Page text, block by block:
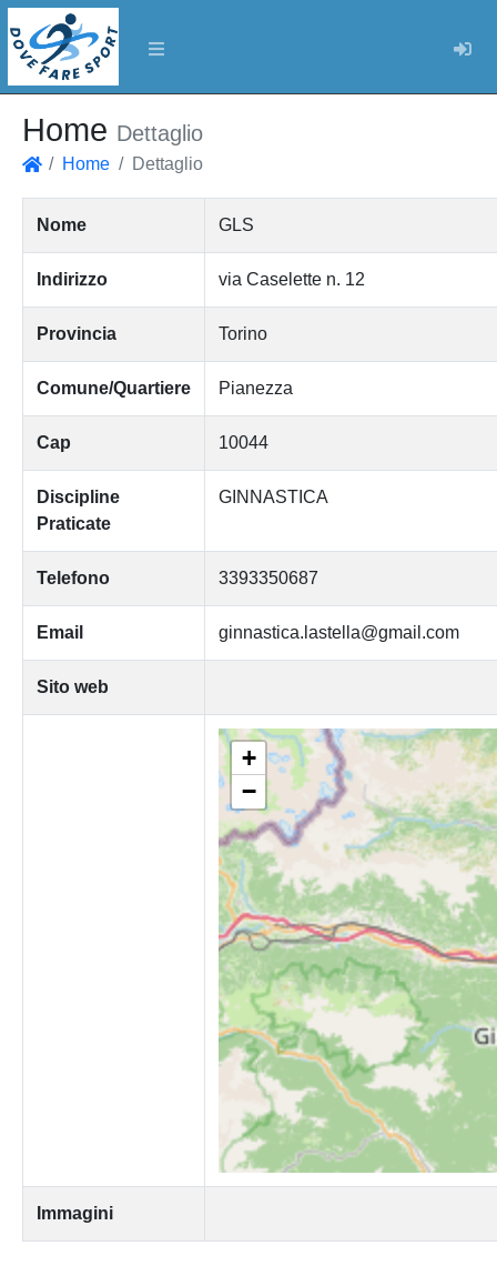
Home Dettaglio
Home Dettaglio
Nome GLS
Indirizzo via Caselette n. 12
Provincia Torino
Comune/Quartiere Pianezza
Cap 10044
Discipline
Praticate
GINNASTICA
Telefono 3393350687
Email ginnastica.lastella@gmail.com
Sito web
+
−
Immagini